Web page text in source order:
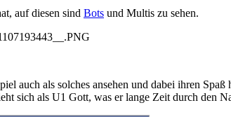
auf diesen sind Bots und Multis zu sehen.
auch als solches ansehen und dabei ihren
sich als U1 Gott, was er lange Zeit durch den